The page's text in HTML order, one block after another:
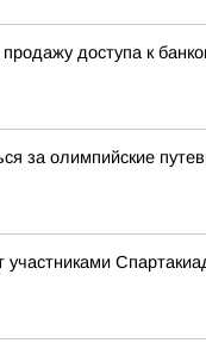
доступа к
за олимпийские
участниками